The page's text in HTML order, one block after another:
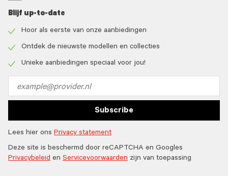
Blijf up-to-date
icon
Hoor als eerste van onze aanbiedingen
icon
Ontdek de nieuwste modellen en collecties
Unieke aanbiedingen speciaal voor jou!
address
Subscribe
Lees hier ons Privacy statement
Deze site is beschermd door reCAPTCHA en Googles
Privacybeleid en Servicevoorwaarden zijn van toepassing